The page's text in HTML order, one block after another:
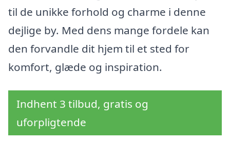
til de unikke forhold og charme i denne
dejlige by. Med dens mange fordele kan
den forvandle dit hjem til et sted for
komfort, glæde og inspiration.
Indhent 3 tilbud, gratis og
uforpligtende